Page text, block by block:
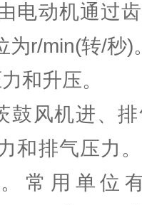
电动机通过
为r/min(转/秒)
和升压。
鼓风机进、
和排气压力
常用单位